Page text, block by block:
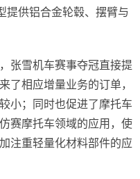
提供铝合金轮毂、摆臂与
张雪机车赛事夺冠直接提
了相应增量业务的订单，
小；同时也促进了摩托车
赛摩托车领域的应用，使
注重轻量化材料部件的应